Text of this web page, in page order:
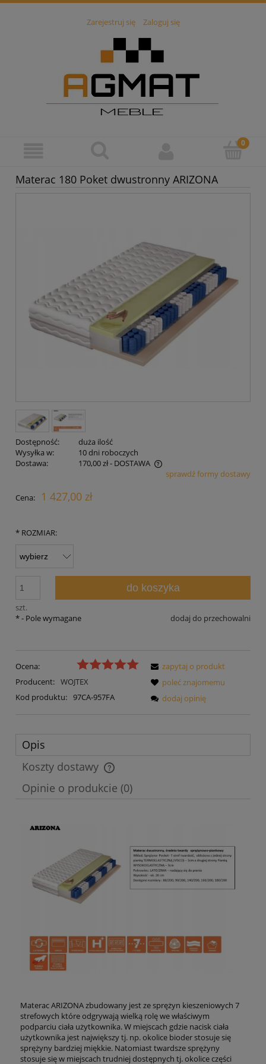
Zarejestruj się Zaloguj się
Materac 180 Poket dwustronny ARIZONA
Dostępność:
duża ilość
Wysyłka w:
10 dni roboczych
Dostawa:
170,00 zł- DOSTAWA
Cena nie zawiera ewentualnych kosztów płatnościsprawdź formy dostawy
Cena: 1 427,00 zł
* ROZMIAR:
szt.
do koszyka
dodaj do przechowalni
*- Pole wymagane
Ocena:
Producent: WOJTEX
Kod produktu: 97CA-957FA
zapytaj o produkt
poleć znajomemu
dodaj opinię
Opis
Koszty dostawy
Cena nie zawiera ewentualnych kosztów płatności
Opinie o produkcie (0)
Materac ARIZONA zbudowany jest ze sprężyn kieszeniowych 7
strefowych które odgrywają wielką rolę we właściwym
podparciu ciała użytkownika. W miejscach gdzie nacisk ciała
użytkownika jest największy tj. np. okolice bioder stosuje się
sprężyny bardziej miękkie. Natomiast twardsze sprężyny
stosuje się w miejscach trudniej dostępnych tj. okolice części